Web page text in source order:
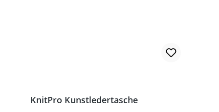
KnitPro Kunstledertasche